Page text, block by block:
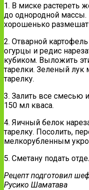
1. В миске растереть
до однородной массы.
хорошенько
2. Отварной
огурцы и редис
кубиком. Выложить
тарелки. Зеленый лук
тарелку.
3. Залить все смесью
150 мл кваса.
4. Яичный белок
тарелку. Посолить,
мелкорубленным
5. Сметану подать
Рецепт подготовил
Русико Шаматава